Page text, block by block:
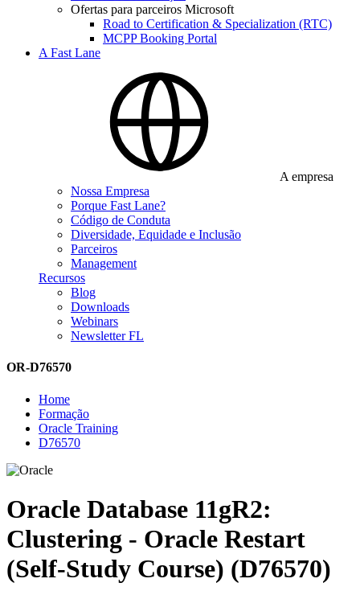
Ofertas para parceiros Microsoft
Road to Certification & Specialization (RTC)
MCPP Booking Portal
A Fast Lane
A empresa
Nossa Empresa
Porque Fast Lane?
Código de Conduta
Diversidade, Equidade e Inclusão
Parceiros
Management
Recursos
Blog
Downloads
Webinars
Newsletter FL
OR-D76570
Home
Formação
Oracle Training
D76570
Oracle Database 11gR2:
Clustering - Oracle Restart
(Self-Study Course) (D76570)